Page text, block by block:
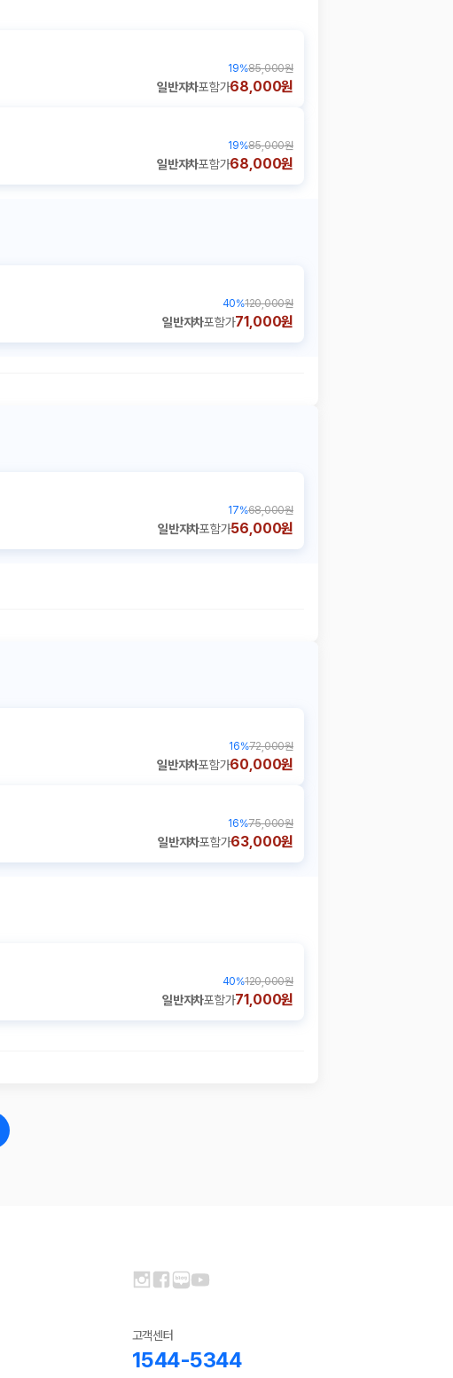
19%85,000원
일반자차포함가68,000원
19%85,000원
일반자차포함가68,000원
40%120,000원
일반자차포함가71,000원
17%68,000원
일반자차포함가56,000원
16%72,000원
일반자차포함가60,000원
16%75,000원
일반자차포함가63,000원
40%120,000원
일반자차포함가71,000원
고객센터
1544-5344